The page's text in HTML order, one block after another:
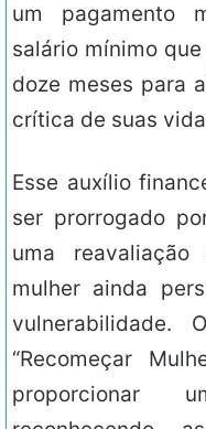
um pagamento
salário mínimo
doze meses para
crítica de suas
Esse auxílio
ser prorrogado
uma
mulher ainda
vulnerabilidade.
“Recomeçar
proporcionar